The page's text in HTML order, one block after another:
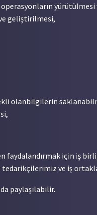
geliştirilmesi,
olanbilgilerin
faydalandırmak için iş
ve iş
paylaşılabilir.